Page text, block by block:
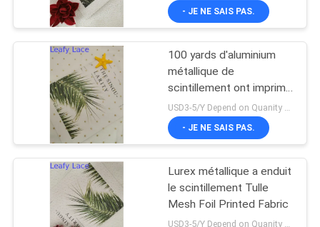
CONFIDENTIALITÉ
Tissu brodé d'oeillet
- JE NE SAIS PAS.
100 yards d'aluminium
métallique de
scintillement ont imprimé
la polka ene ivoire Dot
Fabric
- JE NE SAIS PAS.
Lurex métallique a enduit
le scintillement Tulle
Mesh Foil Printed Fabric